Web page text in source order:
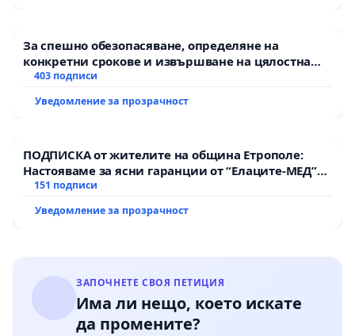
За спешно обезопасяване, определяне на
конкретни срокове и извършване на цялостна
рехабилитация на републиканския път между
Мирово - к.к. Момин проход
403 подписи
Уведомление за прозрачност
ПОДПИСКА от жителите на община Етрополе:
Настояваме за ясни гаранции от “Елаците-МЕД”
АД и от държавата, че ще се изпълнят всички
151 подписи
Уведомление за прозрачност
ЗАПОЧНЕТЕ СВОЯ ПЕТИЦИЯ
Има ли нещо, което искате
да промените?